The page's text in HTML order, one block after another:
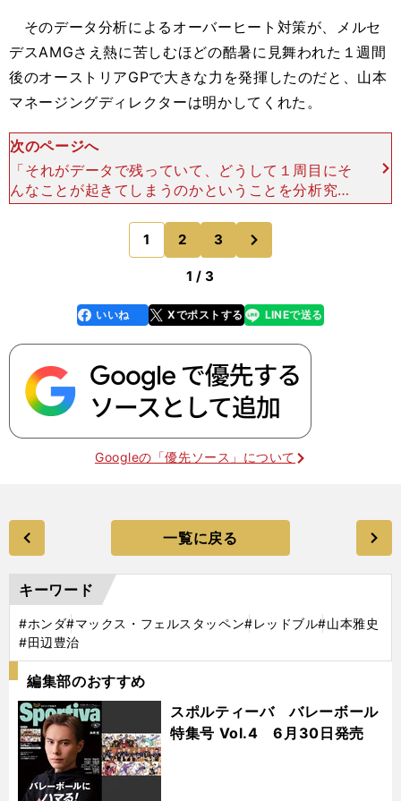
そのデータ分析によるオーバーヒート対策が、メルセ
デスAMGさえ熱に苦しむほどの酷暑に見舞われた１週間
後のオーストリアGPで大きな力を発揮したのだと、山本
マネージングディレクターは明かしてくれた。
次のページへ
「それがデータで残っていて、どうして１周目にそ
んなことが起きてしまうのかということを分析究明
し、翌週のオーストリアGPに臨む時、オーバーヒ
ート対策のためにキャリブレーション（調整）をや
り直した。こうい
1 2 3
1 / 3
faceboo
k
いいね Xでポストする
line LINEで送る
Googleの「優先ソース」について
一覧に戻る
キーワード
#ホンダ#マックス・フェルスタッペン#レッドブル#山本雅史
#田辺豊治
編集部のおすすめ
スポルティーバ バレーボール
特集号 Vol.4 6月30日発売